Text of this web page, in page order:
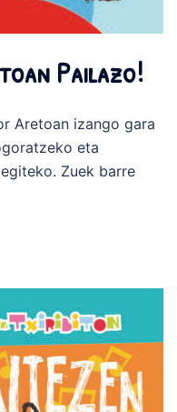
Pailazo!
Aretoan izango gara
eta
Zuek barre